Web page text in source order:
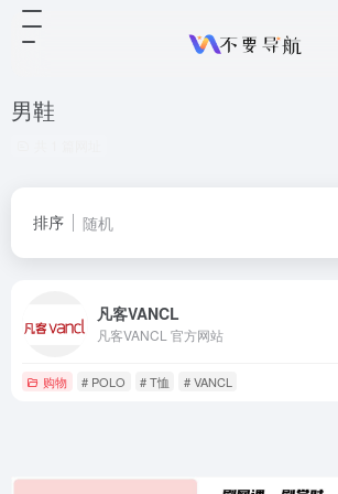
男鞋
排序 随机
凡客VANCL
凡客VANCL 官方网站
购物 # POLO # T恤 # VANCL